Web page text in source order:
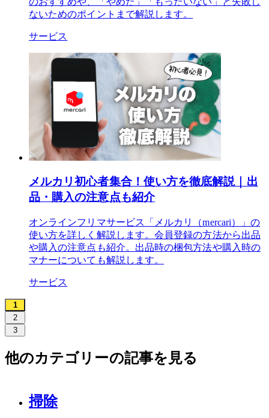
ないためのポイントまで解説します。
サービス
メルカリ初心者集合！使い方を徹底解説｜出
品・購入の注意点も紹介
オンラインフリマサービス「メルカリ（mercari）」の
使い方を詳しく解説します。会員登録の方法から出品
や購入の注意点も紹介。出品時の梱包方法や購入時の
マナーについても解説します。
サービス
1
2
3
他のカテゴリーの記事を見る
掃除